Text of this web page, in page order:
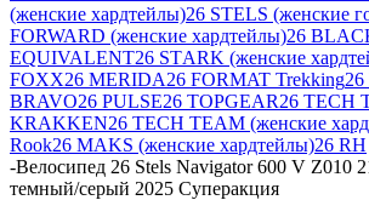
(женские хардтейлы)26 STELS (женские
FORWARD (женские хардтейлы)26
EQUIVALENT26 SТARK (женские
FOXX26 MERIDA26 FORMAT Trekking
BRAVO26 PULSE26 TOPGEAR26 TECH
KRAKKEN26 TECH TEAM (женские
Rook26 MAKS (женские хардтейлы)26 RH
-Велосипед 26 Stels Navigator 600 V Z010
темный/серый 2025 Суперакция